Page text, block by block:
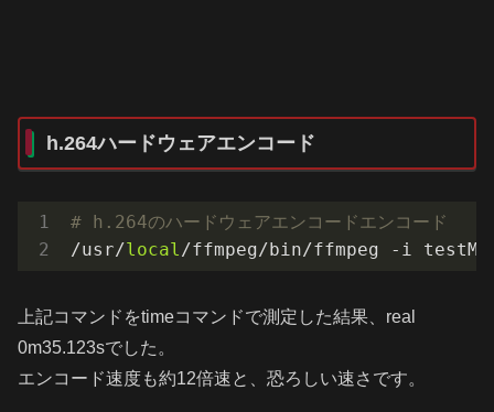
h.264ハードウェアエンコード
# h.264のハードウェアエンコードエンコード
/usr/local/ffmpeg/bin/ffmpeg -i
上記コマンドをtimeコマンドで測定した結果、real
0m35.123sでした。
エンコード速度も約12倍速と、恐ろしい速さです。